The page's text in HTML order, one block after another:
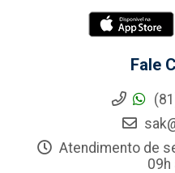
Fale
Atendimento de
09h